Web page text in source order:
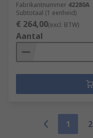
Fabrikantnummer 42280A
Subtotaal (1 eenheid)
€ 264,00(excl. BTW)
Aantal
1 2